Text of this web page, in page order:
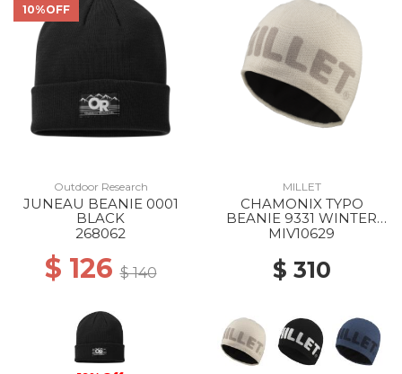
10%OFF
Outdoor Research
JUNEAU BEANIE 0001
BLACK
268062
$ 126$ 140
MILLET
CHAMONIX TYPO
BEANIE 9331 WINTER
HAZE
MIV10629
$ 310